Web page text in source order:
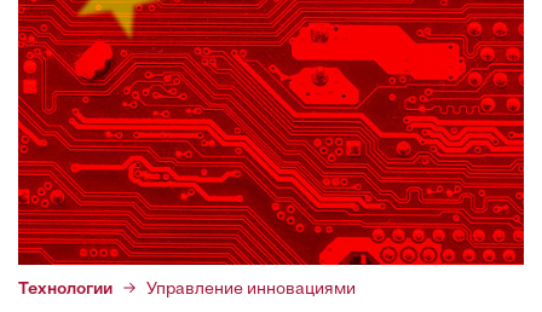
Технологии Управление инновациями